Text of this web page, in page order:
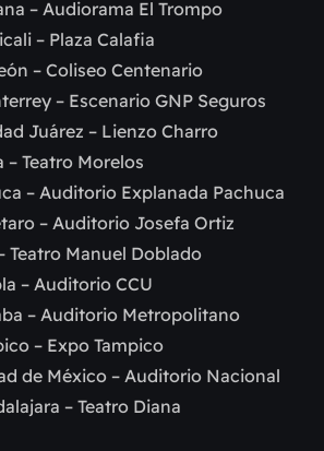
– Audiorama El Trompo
– Plaza Calafia
– Coliseo Centenario
– Escenario GNP Seguros
Juárez – Lienzo Charro
– Teatro Morelos
– Auditorio Explanada Pachuca
– Auditorio Josefa Ortiz
Teatro Manuel Doblado
– Auditorio CCU
– Auditorio Metropolitano
– Expo Tampico
de México – Auditorio Nacional
– Teatro Diana